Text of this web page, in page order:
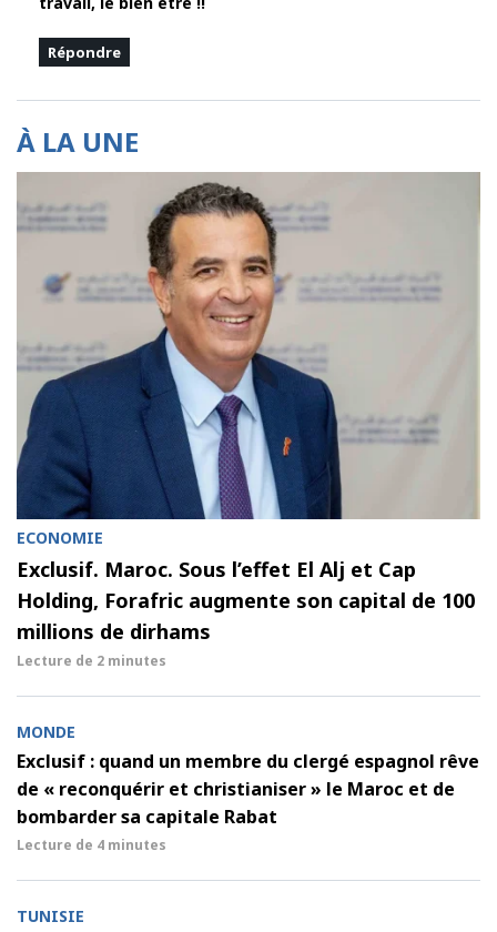
Répondre
À LA UNE
ECONOMIE
Exclusif. Maroc. Sous l’effet El Alj et Cap
Holding, Forafric augmente son capital de 100
millions de dirhams
Lecture de 2 minutes
MONDE
Exclusif : quand un membre du clergé espagnol rêve
de « reconquérir et christianiser » le Maroc et de
bombarder sa capitale Rabat
Lecture de 4 minutes
TUNISIE